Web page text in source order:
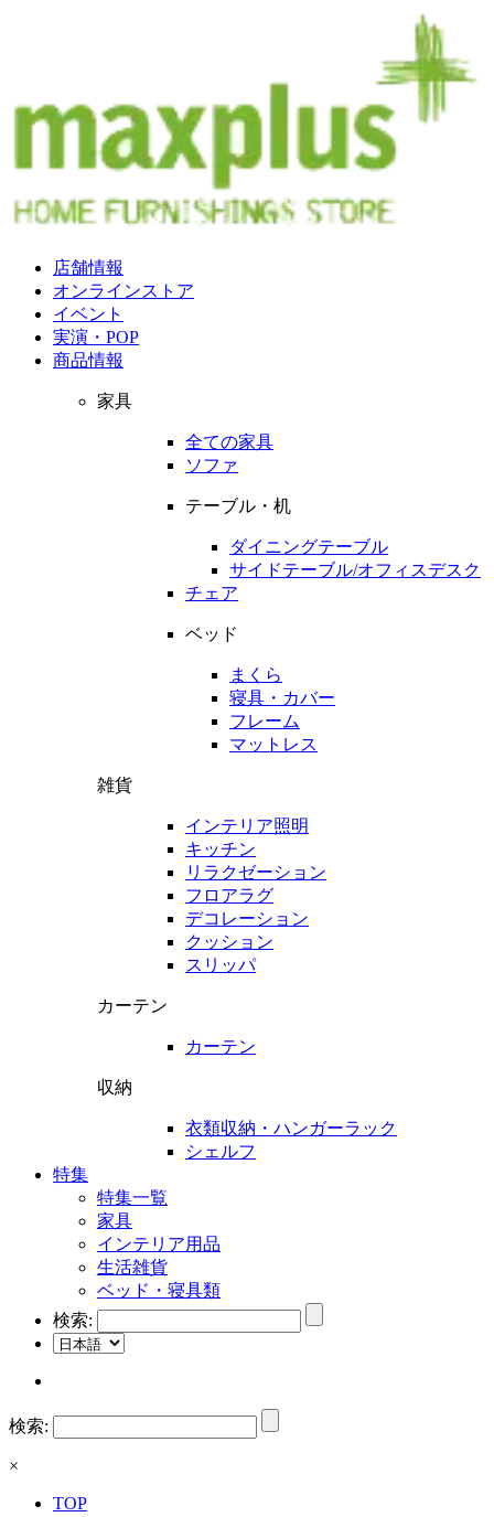
店舗情報
オンラインストア
イベント
実演・POP
商品情報
家具
全ての家具
ソファ
テーブル・机
ダイニングテーブル
サイドテーブル/オフィスデスク
チェア
ベッド
まくら
寝具・カバー
フレーム
マットレス
雑貨
インテリア照明
キッチン
リラクゼーション
フロアラグ
デコレーション
クッション
スリッパ
カーテン
カーテン
収納
衣類収納・ハンガーラック
シェルフ
特集
特集一覧
家具
インテリア用品
生活雑貨
ベッド・寝具類
検索:
検索:
×
TOP